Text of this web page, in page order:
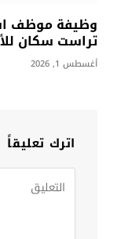
وظيفة موظف
تراست سكان للأشعة 2026.. فرصة
أغسطس 1, 2026
اترك تعليقاً